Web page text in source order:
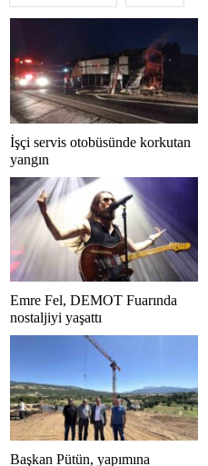
İşçi servis otobüsünde korkutan
yangın
Emre Fel, DEMOT Fuarında
nostaljiyi yaşattı
Başkan Pütün, yapımına